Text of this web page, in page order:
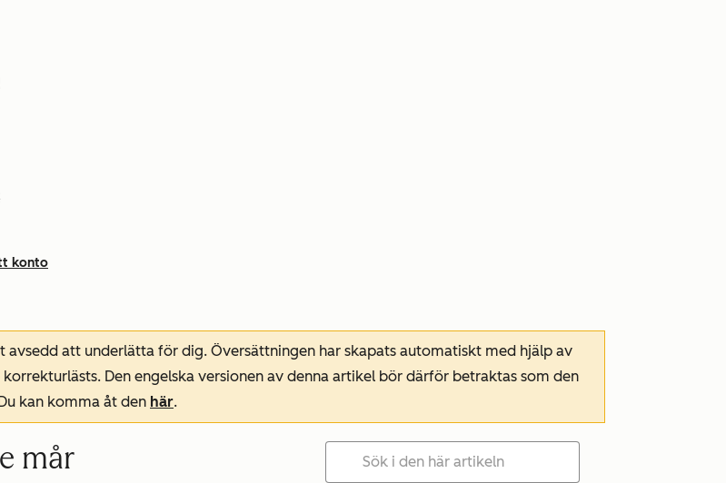
konto
avsedd att underlätta för dig. Översättningen har skapats automatiskt med hjälp av
Den engelska versionen av denna artikel bör därför betraktas som den
kan komma åt den här.
mår